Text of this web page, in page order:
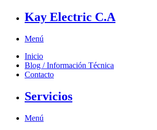
Kay Electric C.A
Menú
Inicio
Blog / Información Técnica
Contacto
Servicios
Menú